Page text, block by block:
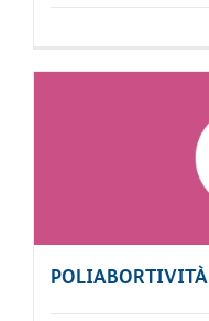
POLIABORTIVITÀ